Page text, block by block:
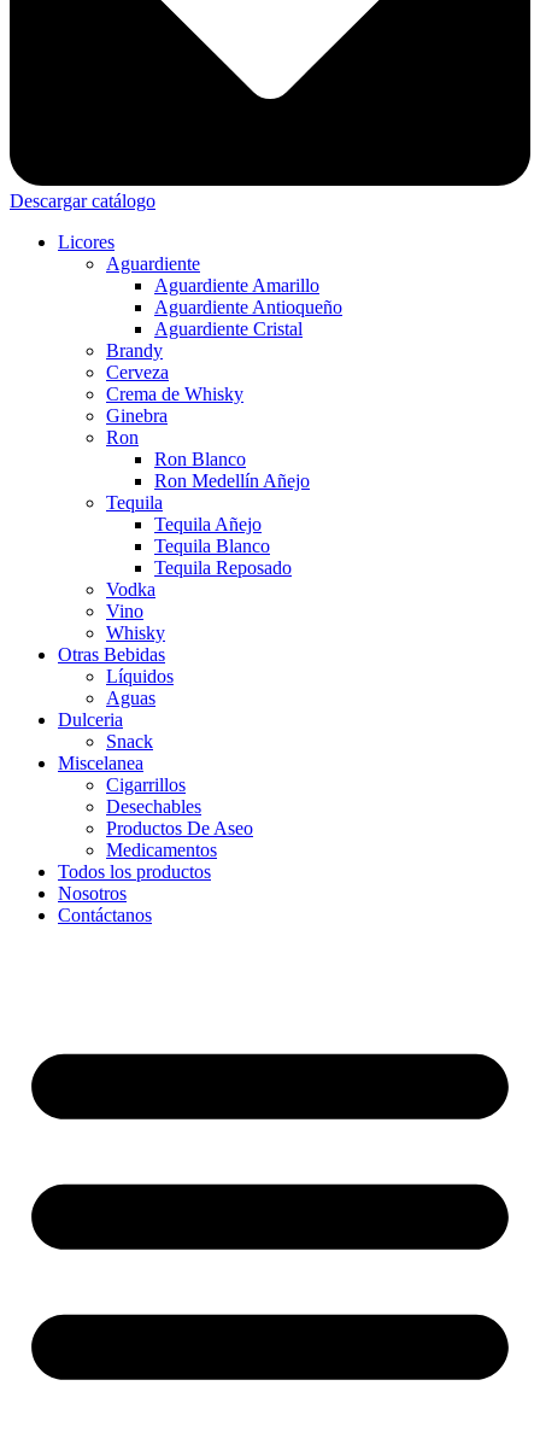
Descargar catálogo
Licores
Aguardiente
Aguardiente Amarillo
Aguardiente Antioqueño
Aguardiente Cristal
Brandy
Cerveza
Crema de Whisky
Ginebra
Ron
Ron Blanco
Ron Medellín Añejo
Tequila
Tequila Añejo
Tequila Blanco
Tequila Reposado
Vodka
Vino
Whisky
Otras Bebidas
Líquidos
Aguas
Dulceria
Snack
Miscelanea
Cigarrillos
Desechables
Productos De Aseo
Medicamentos
Todos los productos
Nosotros
Contáctanos